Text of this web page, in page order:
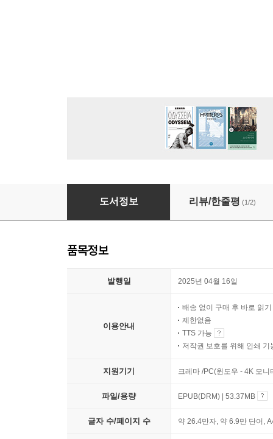
특권계급론
도서정보 리뷰/한줄평 (1/2)
품목정보
발행일 2025년 04월 16일
이용안내
배송 없이 구매 후 바로 읽기
제한없음
TTS 가능
저작권 보호를 위해 인쇄 기
지원기기 크레마 /PC(윈도우 - 4K 모
파일/용량 EPUB(DRM) | 53.37MB
글자 수/페이지 수 약 26.4만자, 약 6.9만 단어,